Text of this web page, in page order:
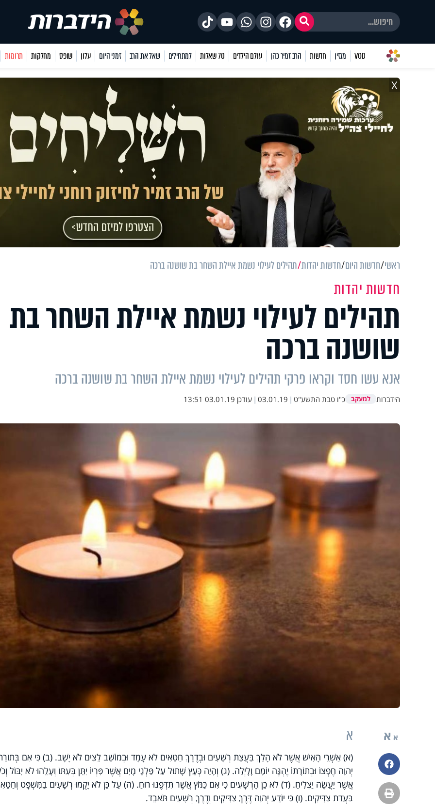
VOD מגזין חדשות הרב זמיר כהן עולם הילדים 70 שאלות למתחילים שאל את הרב זמני היום עלון שופס מחלקות תרומות
X
ראשי חדשות היום חדשות יהדות תהילים לעילוי נשמת איילת השחר בת שושנה ברכה
חדשות יהדות
תהילים לעילוי נשמת איילת השחר בת
שושנה ברכה
אנא עשו חסד וקראו פרקי תהילים לעילוי נשמת איילת השחר בת שושנה ברכה
הידברות למעקב כ"ו טבת התשע"ט |
03.01.19
| עודכן 03.01.19 13:51
א א
פייסבוק
הדפסה
א
(א) אַשְׁרֵי הָאִישׁ אֲשֶׁר לֹא הָלַךְ בַּעֲצַת רְשָׁעִים וּבְדֶרֶךְ חַטָּאִים לֹא עָמָד וּבְמוֹשַׁב לֵצִים לֹא יָשָׁב. (ב) כִּי אִם
יְהוָה חֶפְצוֹ וּבְתוֹרָתוֹ יֶהְגֶּה יוֹמָם וָלָיְלָה. (ג) וְהָיָה כְּעֵץ שָׁתוּל עַל פַּלְגֵי מָיִם אֲשֶׁר פִּרְיוֹ יִתֵּן בְּעִתּוֹ וְעָלֵהוּ לֹא יִבּוֹל
אֲשֶׁר יַעֲשֶׂה יַצְלִיחַ. (ד) לֹא כֵן הָרְשָׁעִים כִּי אִם כַּמֹּץ אֲ‍שֶׁר תִּדְּפֶנּוּ רוּחַ. (ה) עַל כֵּן לֹא יָקֻמוּ רְשָׁעִים בַּמִּשְׁפָּט
בַּעֲדַת צַדִּיקִים. (ו) כִּי יוֹדֵעַ יְהוָה דֶּרֶךְ צַדִּיקִים וְדֶרֶךְ רְשָׁעִים תֹּאבֵד.